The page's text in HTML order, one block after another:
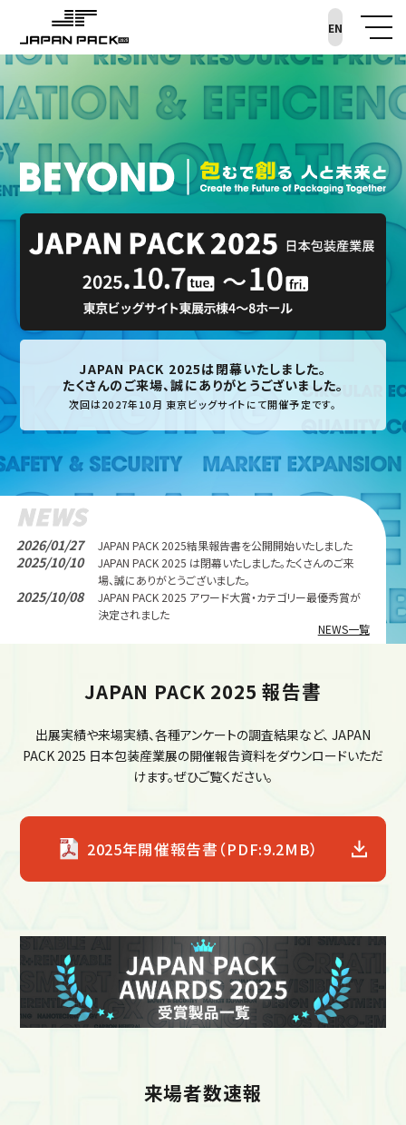
EN
JAPAN PACK 2025は閉幕いたしました。
たくさんのご来場、誠にありがとうございました。
次回は2027年10月 東京ビッグサイトにて開催予定です。
NEWS
2026/01/27 JAPAN PACK 2025結果報告書を公開開始いたしました
2025/10/10
JAPAN PACK 2025 は閉幕いたしました。たくさんのご来
場、誠にありがとうございました。
2025/10/08
JAPAN PACK 2025 アワード大賞・カテゴリー最優秀賞が
決定されました
NEWS一覧
JAPAN PACK 2025 報告書
出展実績や来場実績、各種アンケートの調査結果など、 JAPAN
PACK 2025 日本包装産業展の開催報告資料をダウンロードいただ
けます。ぜひご覧ください。
2025年開催報告書（PDF:9.2MB）
来場者数速報